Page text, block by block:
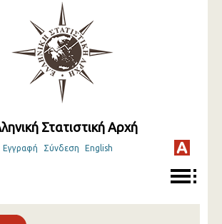
Στατιστική Αρχή
Εγγραφή Σύνδεση English